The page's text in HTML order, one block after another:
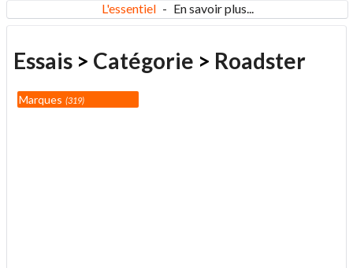
L'essentiel - En savoir plus...
Essais > Catégorie > Roadster
Marques 319